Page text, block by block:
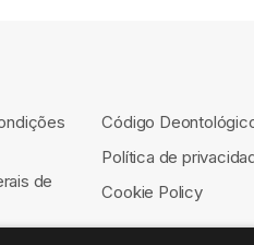
de
Código
Política de
Cookie Policy